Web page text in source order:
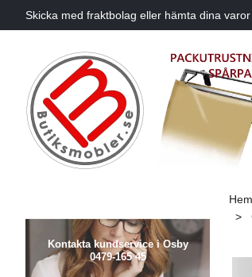
Skicka med fraktbolag eller hämta dina varor
Kontakta kundservice i Osby
0479-165 45
Hem